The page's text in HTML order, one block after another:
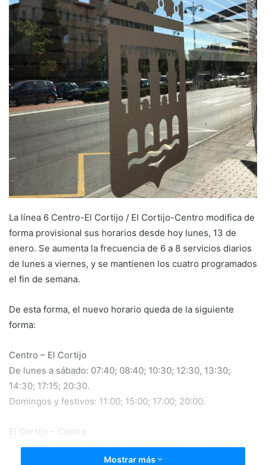
e
m
l
La línea 6 Centro-El Cortijo / El Cortijo-Centro modifica de
forma provisional sus horarios desde hoy lunes, 13 de
enero. Se aumenta la frecuencia de 6 a 8 servicios diarios
de lunes a viernes, y se mantienen los cuatro programados
el fin de semana.
De esta forma, el nuevo horario queda de la siguiente
forma:
Centro – El Cortijo
De lunes a sábado: 07:40; 08:40; 10:30; 12:30, 13:30;
14:30; 17:15; 20:30.
Domingos y festivos: 11:00; 15:00; 17:00; 20:00.
El Cortijo – Centro
De lunes a sábado: 08:10; 09:10; 11:00; 13:00; 14:00; 15:00;
Mostrar más